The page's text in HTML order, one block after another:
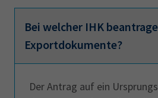
Bei welcher IHK
Exportdokumente?
Der Antrag auf ein